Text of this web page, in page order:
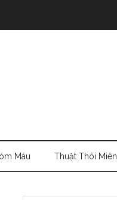
Máu Thuật Thôi Miên